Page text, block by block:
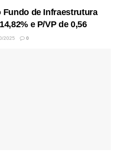
Fundo de Infraestrutura
e P/VP de 0,56
2025 0